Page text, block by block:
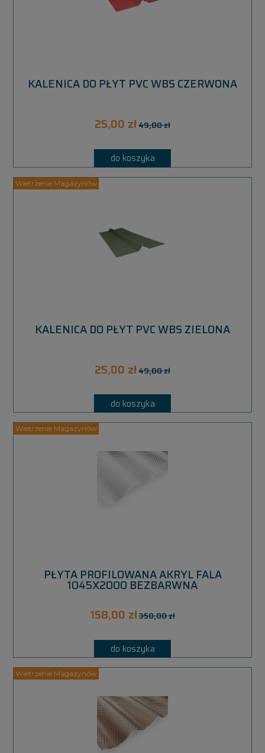
KALENICA DO PŁYT PVC WBS CZERWONA
25,00 zł49,00 zł
do koszyka
KALENICA DO PŁYT PVC WBS ZIELONA
25,00 zł49,00 zł
do koszyka
PŁYTA PROFILOWANA AKRYL FALA
1045X2000 BEZBARWNA
158,00 zł350,00 zł
do koszyka